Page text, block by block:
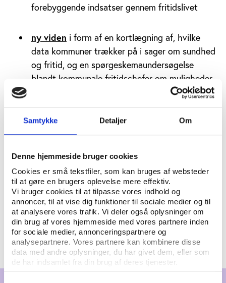
Samtykke Detaljer Om
Denne hjemmeside bruger cookies
Cookies er små tekstfiler, som kan bruges af websteder
til at gøre en brugers oplevelse mere effektiv.
Vi bruger cookies til at tilpasse vores indhold og
annoncer, til at vise dig funktioner til sociale medier og til
at analysere vores trafik. Vi deler også oplysninger om
din brug af vores hjemmeside med vores partnere inden
for sociale medier, annonceringspartnere og
analysepartnere. Vores partnere kan kombinere disse
data med andre oplysninger, du har givet dem, eller som
de har indsamlet fra din brug af deres tjenester.
forebyggende indsatser gennem fritidslivet
ny viden i form af en kortlægning af, hvilke
data kommuner trækker på i sager om sundhed
og fritid, og en spørgeskemaundersøgelse
blandt kommunale fritidschefer om muligheder
og barrierer i at bruge data om fritid i arbejde
med sundhedsfremme og forebyggelse
et visuelt redskab, der samler data om
og giver mulighed for at koble disse data med
baggrundsdata om befolkningen på lokalniveau
dialog om og uddannelse iat bruge
fritidsdata gennem en konferenceog regionale
workshops